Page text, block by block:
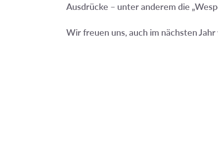
Ausdrücke – unter anderem die
Wir freuen uns, auch im nächsten